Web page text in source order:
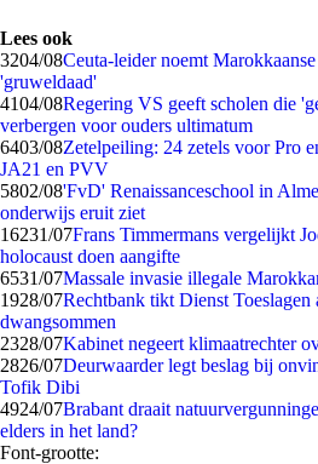
Lees ook
3204/08Ceuta-leider noemt
'gruweldaad'
4104/08Regering VS geeft scholen die
verbergen voor ouders ultimatum
6403/08Zetelpeiling: 24 zetels voor Pro
JA21 en PVV
5802/08'FvD' Renaissanceschool in
onderwijs eruit ziet
16231/07Frans Timmermans vergelijkt
holocaust doen aangifte
6531/07Massale invasie illegale
1928/07Rechtbank tikt Dienst Toeslagen
dwangsommen
2328/07Kabinet negeert klimaatrechter
2826/07Deurwaarder legt beslag bij
Tofik Dibi
4924/07Brabant draait
elders in het land?
Font-grootte: